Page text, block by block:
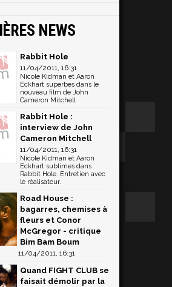
NEWS
Rabbit Hole
11/04/2011, 16:31
Nicole Kidman et Aaron
Eckhart superbes dans le
nouveau film de John
Cameron Mitchell
Rabbit Hole :
interview de John
Cameron Mitchell
11/04/2011, 16:31
Nicole Kidman et Aaron
Eckhart sublimes dans
Rabbit Hole. Entretien avec
le réalisateur.
Road House :
bagarres, chemises à
fleurs et Conor
McGregor - critique
Bim Bam Boum
11/04/2011, 16:31
Quand FIGHT CLUB se
faisait démolir par la